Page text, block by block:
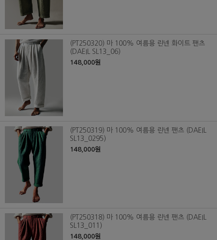
(PT250320) 마 100% 여름용 린넨 화이트 팬츠
(DAEIL SL13_06)
148,000원
(PT250319) 마 100% 여름용 린넨 팬츠 (DAEIL
SL13_0295)
148,000원
(PT250318) 마 100% 여름용 린넨 팬츠 (DAEIL
SL13_011)
148,000원